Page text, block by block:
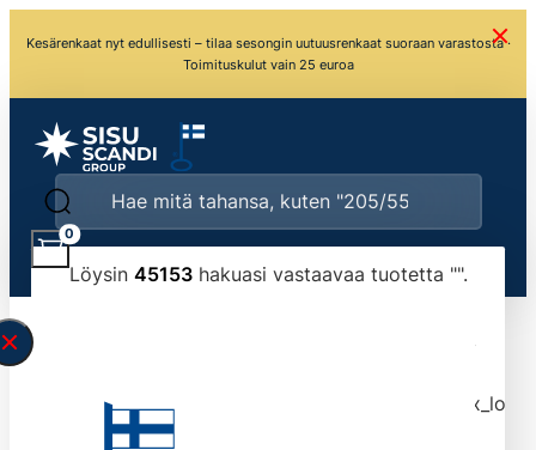
Kesärenkaat nyt edullisesti – tilaa sesongin uutuusrenkaat suoraan varastosta ·
Toimituskulut vain 25 euroa
Löysin 45153hakuasi vastaavaa tuotetta "".
typed the search query correctly.<br>Currently
tmlmvi","meta_query":
0